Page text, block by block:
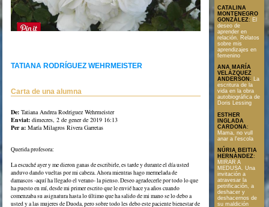
Texto en formato PDF
TATIANA RODRÍGUEZ WEHRMEISTER
Carta de una alumna
De: Tatiana Andrea Rodriguez Wehrmeister
Enviat: dimecres, 2 de gener de 2019 16:13
Per a: María Milagros Rivera Garretas
Querida profesora:
La escuché ayer y me dieron ganas de escribirle, es tarde y durante el día usted
anduvo dando vueltas por mi cabeza. Ahora mientras hago mermelada de
damascos -aquí ha llegado el verano- la pienso. Deseo agradecerle por todo lo que
ha puesto en mí, desde mi primer escrito que le envié hace ya años cuando
comenzaba su asignatura hasta lo último que ha salido de mi mano se lo debo a
usted y a las mujeres de Duoda, pero sobre todo les debo este paciente bienestar de
CATALINA
MONTENEGRO
GONZÁLEZ: El
deseo de
aprender en
relación. Relatos
sobre mis
aprendizajes en
femenino
ANA MARÍA
VELÁZQUEZ
ANDERSON : La
escritura de la
vida en la obra
autobiográfica de
Doris Lessing
ESTHER
INGLADA
CARDONA:
Mama, no vull
anar a l'escola
NÚRIA BEITIA
HERNÁNDEZ:
MIRAR A
MEDUSA. Una
invitación a
atravesar la
petrificación, a
deshacer y
deshacernos de
su maldición